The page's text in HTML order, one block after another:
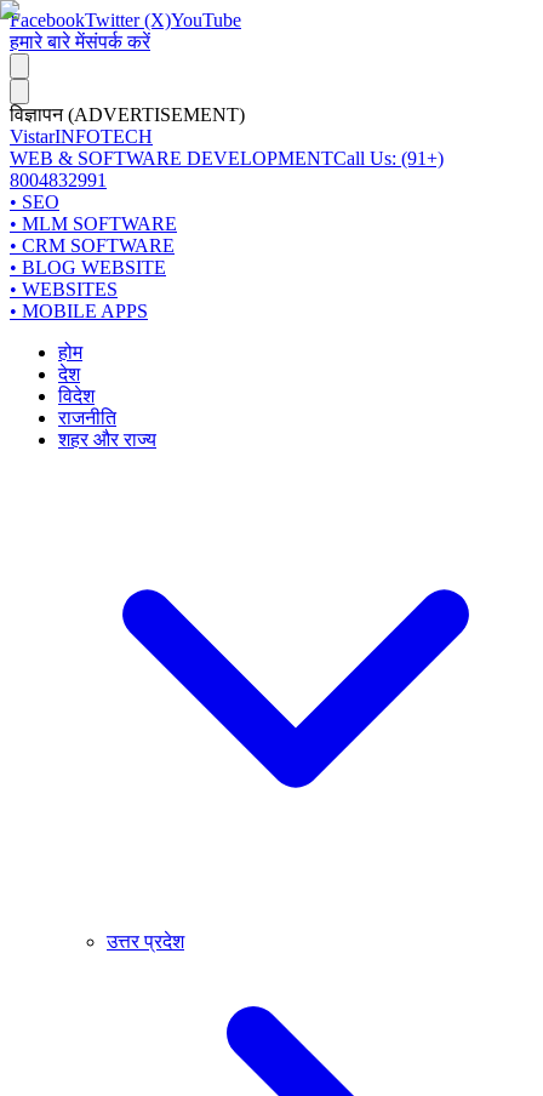
FacebookTwitter (X)YouTube
हमारे बारे मेंसंपर्क करें
विज्ञापन (ADVERTISEMENT)
VistarINFOTECH
WEB & SOFTWARE DEVELOPMENTCall Us: (91+)
8004832991
• SEO
• MLM SOFTWARE
• CRM SOFTWARE
• BLOG WEBSITE
• WEBSITES
• MOBILE APPS
होम
देश
विदेश
राजनीति
शहर और राज्य
उत्तर प्रदेश